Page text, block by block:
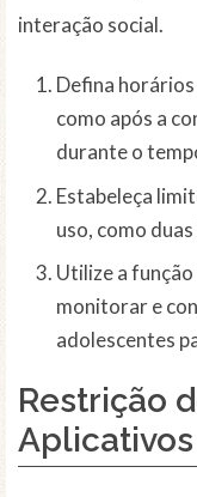
interação social.
Defina
como após a
durante o
Estabeleça
uso, como
Utilize a função
monitorar e
adolescentes
Restrição
Aplicativos